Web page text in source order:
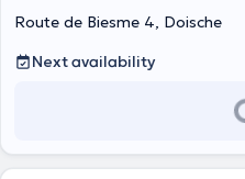
Route de Biesme 4, Doische
Next availability